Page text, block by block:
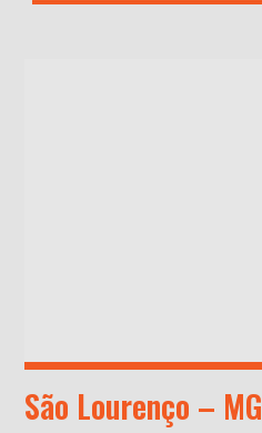
São Lourenço – MG